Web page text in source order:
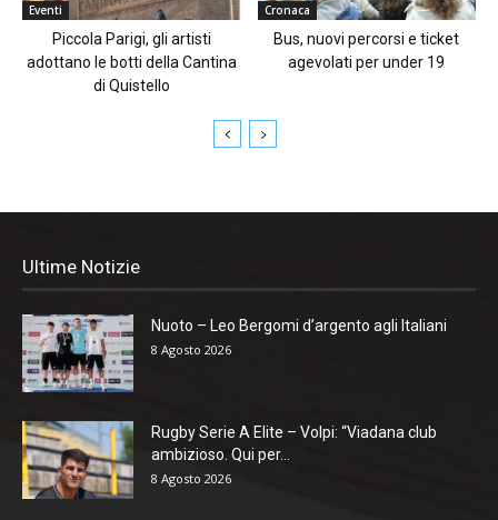
Eventi
Piccola Parigi, gli artisti
adottano le botti della Cantina
di Quistello
Cronaca
Bus, nuovi percorsi e ticket
agevolati per under 19
Ultime Notizie
Nuoto – Leo Bergomi d’argento agli Italiani
8 Agosto 2026
Rugby Serie A Elite – Volpi: “Viadana club
ambizioso. Qui per...
8 Agosto 2026